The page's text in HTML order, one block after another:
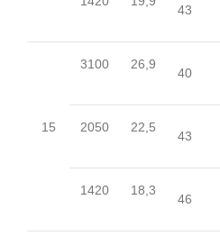
43
15
3100 26,9
40
2050 22,5
43
1420 18,3
46